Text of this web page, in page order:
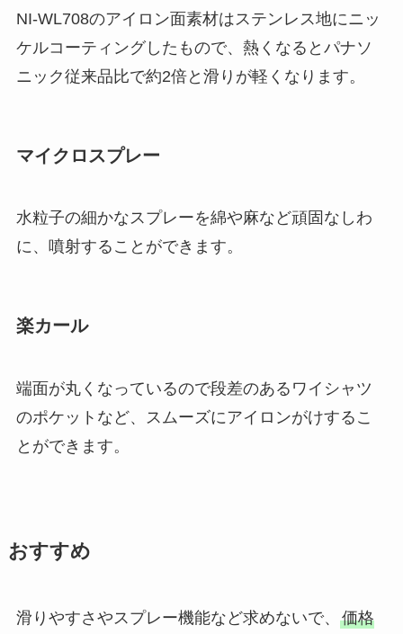
NI-WL708のアイロン面素材はステンレス地にニッ
ケルコーティングしたもので、熱くなるとパナソ
ニック従来品比で約2倍と滑りが軽くなります。
マイクロスプレー
水粒子の細かなスプレーを綿や麻など頑固なしわ
に、噴射することができます。
楽カール
端面が丸くなっているので段差のあるワイシャツ
のポケットなど、スムーズにアイロンがけするこ
とができます。
おすすめ
滑りやすさやスプレー機能など求めないで、 価格